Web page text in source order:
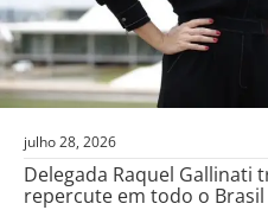
julho 28, 2026
Delegada Raquel Gallinati
repercute em todo o Brasil